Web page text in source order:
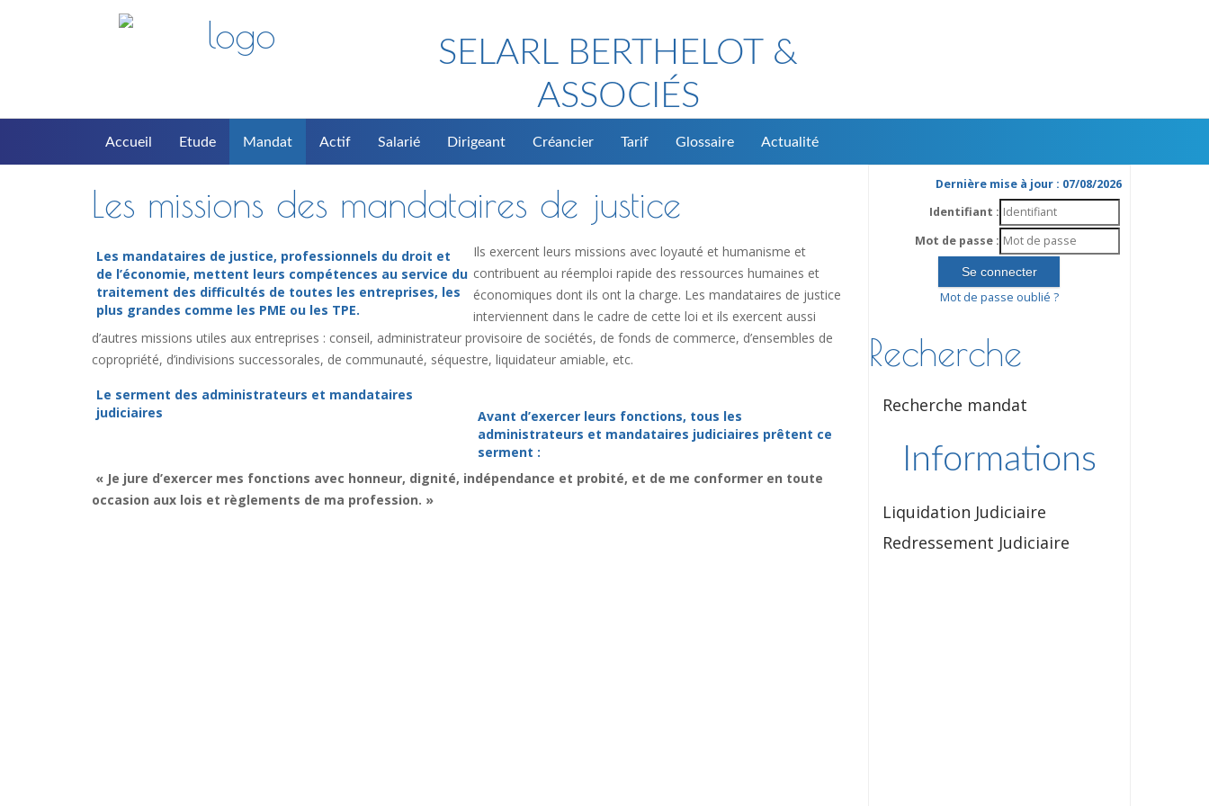
SELARL BERTHELOT &
ASSOCIÉS
Accueil Etude Mandat Actif Salarié Dirigeant Créancier Tarif Glossaire Actualité
Les missions des mandataires de justice
Les mandataires de justice, professionnels du droit et
de l’économie, mettent leurs compétences au service du
traitement des difficultés de toutes les entreprises, les
plus grandes comme les PME ou les TPE.
Ils exercent leurs missions avec loyauté et humanisme et
contribuent au réemploi rapide des ressources humaines et
économiques dont ils ont la charge. Les mandataires de justice
interviennent dans le cadre de cette loi et ils exercent aussi
d’autres missions utiles aux entreprises : conseil, administrateur provisoire de sociétés, de fonds de commerce, d’ensembles de
copropriété, d’indivisions successorales, de communauté, séquestre, liquidateur amiable, etc.
Le serment des administrateurs et mandataires
judiciaires
Avant d’exercer leurs fonctions, tous les
administrateurs et mandataires judiciaires prêtent ce
serment :
« Je jure d’exercer mes fonctions avec honneur, dignité, indépendance et probité, et de me conformer en toute
occasion aux lois et règlements de ma profession. »
Dernière mise à jour : 07/08/2026
Identifiant :
Mot de passe :
Mot de passe oublié ?
Recherche
Recherche mandat
Informations
Liquidation Judiciaire
Redressement Judiciaire